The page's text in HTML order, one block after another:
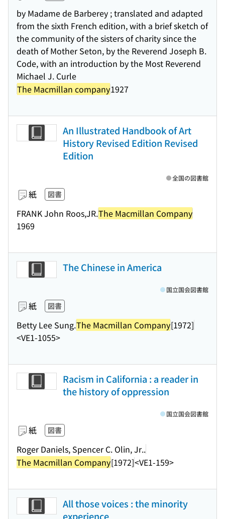
by Madame de Barberey ; translated and adapted
from the sixth French edition, with a brief sketch of
the community of the sisters of charity since the
death of Mother Seton, by the Reverend Joseph B.
Code, with an introduction by the Most Reverend
Michael J. Curle
The Macmillan company1927
An Illustrated Handbook of Art
History Revised Edition Revised
Edition
紙 図書
FRANK John Roos,JR.The Macmillan Company
1969
全国の図書館
The Chinese in America
紙 図書
Betty Lee Sung.The Macmillan Company[1972]
<VE1-1055>
国立国会図書館
Racism in California : a reader in
the history of oppression
紙 図書
Roger Daniels, Spencer C. Olin, Jr..
The Macmillan Company[1972]<VE1-159>
国立国会図書館
All those voices : the minority
experience